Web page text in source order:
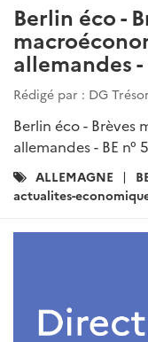
Berlin éco -
allemandes -
Rédigé par : DG Trésor
Berlin éco - Brèves
allemandes - BE n°
Catégories
:
ALLEMAGNE
actualites-